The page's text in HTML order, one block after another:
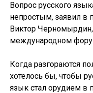
Вопрос русского
непростым, заявил в
Виктор
международном
Когда разгораются
хотелось бы, чтобы
язык стал орудием в